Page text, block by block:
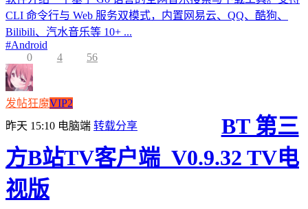
CLI 命令行与 Web 服务双模式，内置网易云、QQ、酷狗、
Bilibili、汽水音乐等 10+ ...
#Android
0
4 56
发帖狂魔VIP2
昨天 15:10 电脑端 转载分享
BT 第三
方B站TV客户端_V0.9.32 TV电
视版